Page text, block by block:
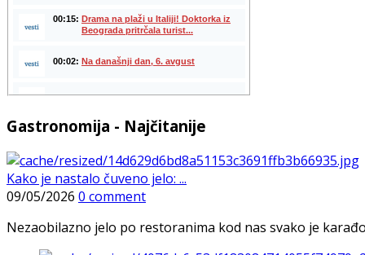
Gastronomija - Najčitanije
Kako je nastalo čuveno jelo: ...
09/05/2026 0 comment
Nezaobilazno jelo po restoranima kod nas svako je